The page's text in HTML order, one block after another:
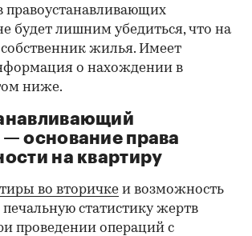
/ 00:00
правоустанавливающих
будет лишним убедиться, что на
жилья. Имеет
о нахождении в
ниже.
основание права
на квартиру
во вторичке и возможность
статистику жертв
проведении операций с